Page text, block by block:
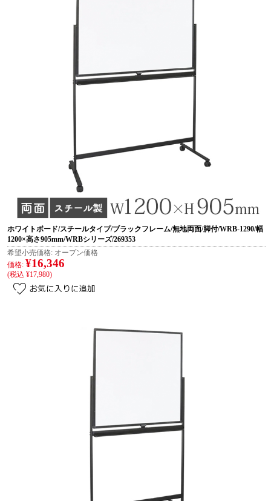
ホワイトボード/スチールタイプ/ブラックフレーム/無地両面/脚付/WRB-1290/幅
1200×高さ905mm/WRBシリーズ/269353
希望小売価格: オープン価格
価格: ¥16,346
(税込 ¥17,980)